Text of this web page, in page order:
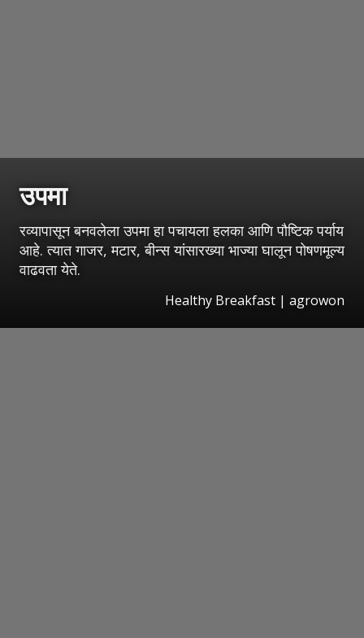
उपमा
रव्यापासून बनवलेला उपमा हा पचायला हलका आणि पौष्टिक पर्याय
आहे. त्यात गाजर, मटार, बीन्स यांसारख्या भाज्या घालून पोषणमूल्य
वाढवता येते.
Healthy Breakfast | agrowon